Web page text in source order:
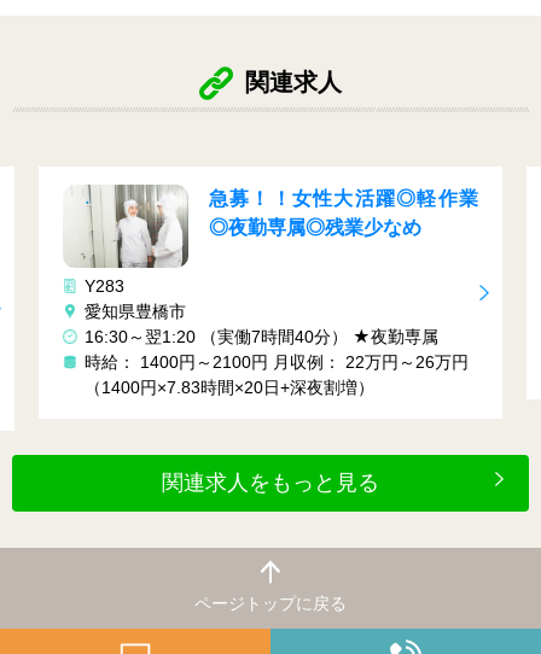
関連求人
急募！！女性大活躍◎軽作業
◎夜勤専属◎残業少なめ
Y283
愛知県豊橋市
16:30～翌1:20 （実働7時間40分） ★夜勤専属
時給： 1400円～2100円 月収例： 22万円～26万円
（1400円×7.83時間×20日+深夜割増）
関連求人をもっと見る
ページトップに戻る